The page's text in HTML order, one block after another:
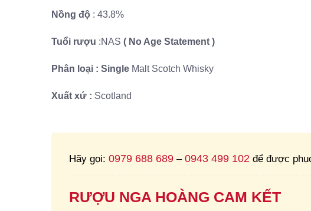
Nồng độ : 43.8%
Tuổi rượu :NAS ( No Age Statement )
Phân loại : Single Malt Scotch Whisky
Xuất xứ : Scotland
Hãy gọi: 0979 688 689 – 0943 499 102 để được
RƯỢU NGA HOÀNG CAM KẾT